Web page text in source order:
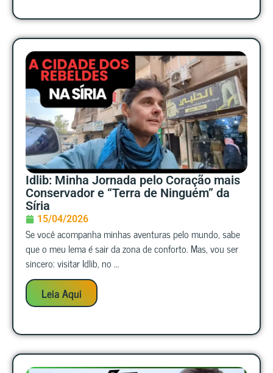
Idlib: Minha Jornada pelo Coração mais
Conservador e “Terra de Ninguém” da
Síria
15/04/2026
Se você acompanha minhas aventuras pelo mundo, sabe
que o meu lema é sair da zona de conforto. Mas, vou ser
sincero: visitar Idlib, no ...
Leia Aqui